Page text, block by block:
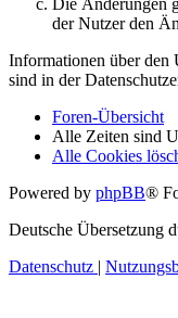
Die Änderungen
der Nutzer den
Informationen über den
sind in der
Foren-Übersicht
Alle Zeiten sind
Alle Cookies
Powered by phpBB®
Deutsche Übersetzung
Datenschutz |